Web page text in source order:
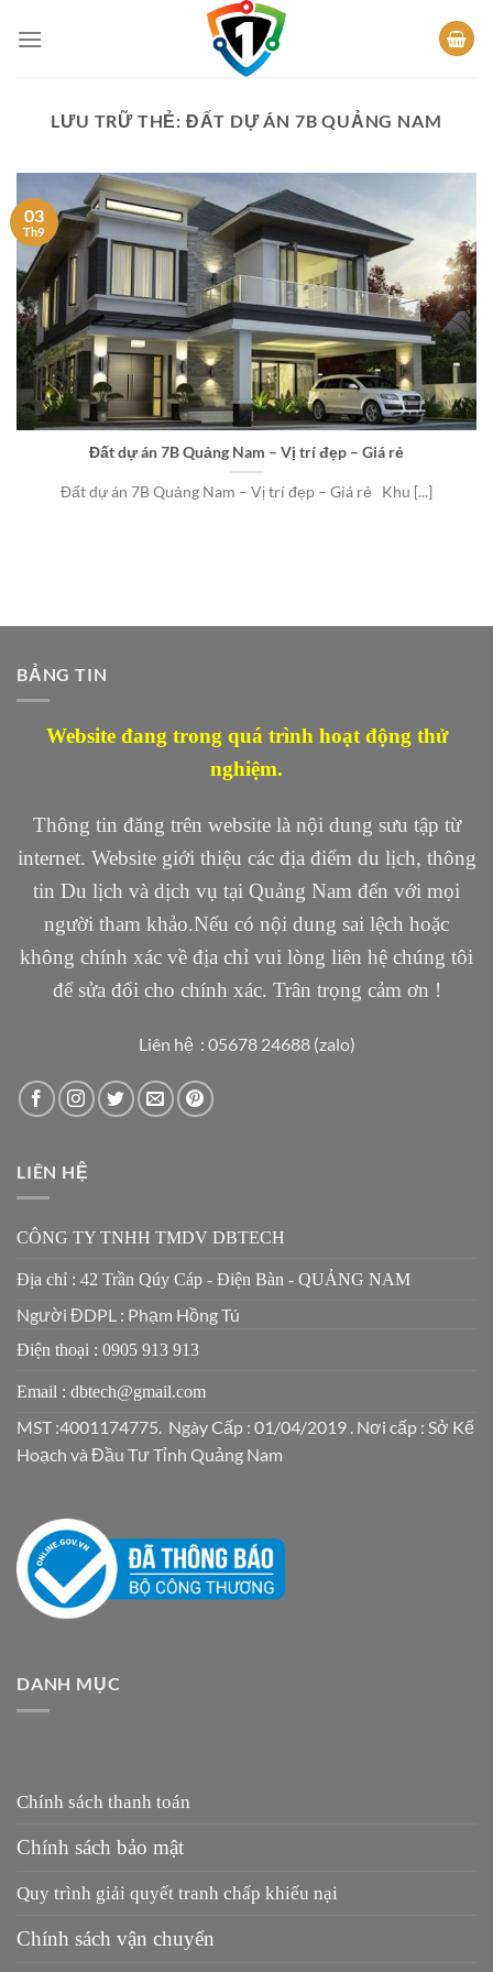
qua
LƯU TRỮ THẺ: ĐẤT DỰ ÁN 7B QUẢNG NAM
Đất dự án 7B Quảng Nam – Vị trí đẹp – Giá rẻ
Đất dự án 7B Quảng Nam – Vị trí đẹp – Giá rẻ Khu [...]
03
Th9
BẢNG TIN
Website đang trong quá trình hoạt động thử
nghiệm.
Thông tin đăng trên website là nội dung sưu tập từ
internet. Website giới thiệu các địa điểm du lịch, thông
tin Du lịch và dịch vụ tại Quảng Nam đến với mọi
người tham khảo.Nếu có nội dung sai lệch hoặc
không chính xác về địa chỉ vui lòng liên hệ chúng tôi
để sửa đổi cho chính xác. Trân trọng cảm ơn !
Liên hệ : 05678 24688 (zalo)
LIÊN HỆ
CÔNG TY TNHH TMDV DBTECH
Địa chỉ : 42 Trần Qúy Cáp - Điện Bàn - QUẢNG NAM
Người ĐDPL : Phạm Hồng Tú
Điện thoại : 0905 913 913
Email : dbtech@gmail.com
MST :4001174775. Ngày Cấp : 01/04/2019 . Nơi cấp : Sở Kế
Hoạch và Đầu Tư Tỉnh Quảng Nam
DANH MỤC
Chính sách thanh toán
Chính sách bảo mật
Quy trình giải quyết tranh chấp khiếu nại
Chính sách vận chuyển